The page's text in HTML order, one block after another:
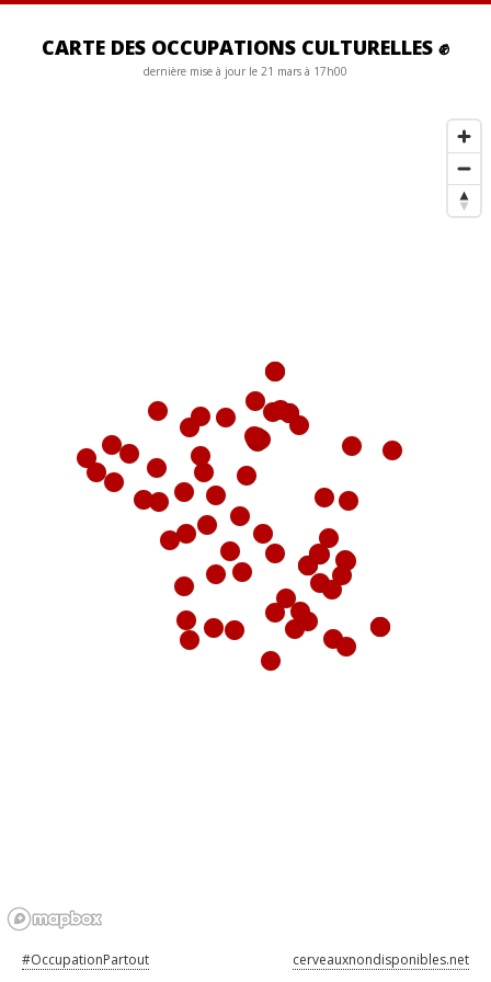
CARTE DES OCCUPATIONS CULTURELLES ✊
dernière mise à jour le 21 mars à 17h00
#OccupationPartout cerveauxnondisponibles.net